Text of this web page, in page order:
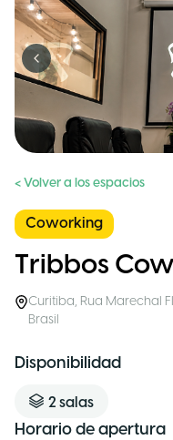
Previous slide
< Volver a los espacios
Coworking
Tribbos
Curitiba, Rua Marechal
Brasil
Disponibilidad
2 salas
Horario de apertura